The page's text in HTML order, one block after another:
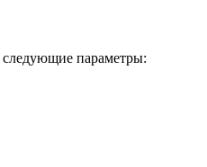
следующие параметры: